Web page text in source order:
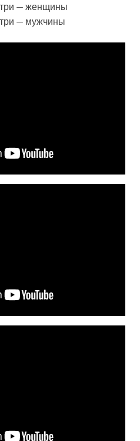
— женщины
— мужчины